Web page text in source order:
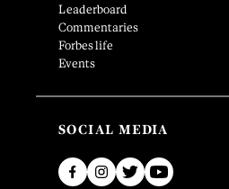
Leaderboard
Commentaries
Forbes life
Events
SOCIAL MEDIA